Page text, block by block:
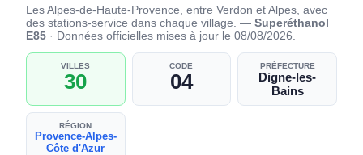
Les Alpes-de-Haute-Provence, entre Verdon et Alpes, avec
des stations-service dans chaque village. — Superéthanol
E85 · Données officielles mises à jour le 08/08/2026.
VILLES
30
CODE
04
PRÉFECTURE
Digne-les-
Bains
RÉGION
Provence-Alpes-
Côte d'Azur